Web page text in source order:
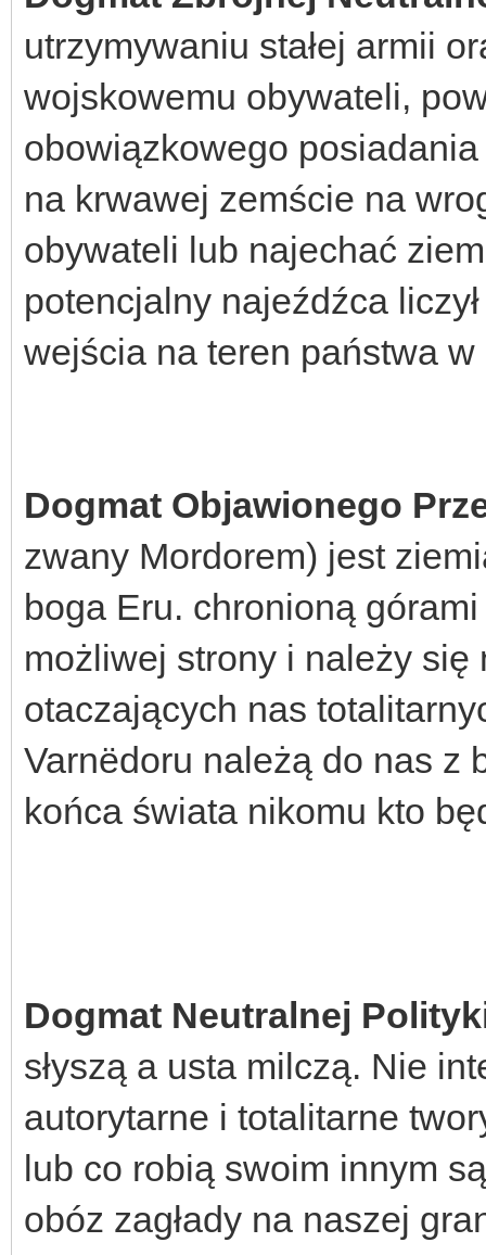
utrzymywaniu stałej armii
wojskowemu obywateli,
obowiązkowego
na krwawej zemście na
obywateli lub najechać
potencjalny najeźdźca
wejścia na teren państwa
Dogmat Objawionego
zwany Mordorem) jest
boga Eru. chronioną
możliwej strony i należy
otaczających nas
Varnëdoru należą do nas z
końca świata nikomu kto
Dogmat Neutralnej
słyszą a usta milczą. Nie
autorytarne i totalitarne
lub co robią swoim innym
obóz zagłady na naszej